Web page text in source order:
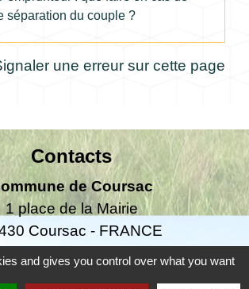
séparation du couple ?
une erreur sur cette page
Contacts
de Coursac
1 place de la Mairie
Coursac - FRANCE
+33 5 53 54 61 61
and gives you control over what you want